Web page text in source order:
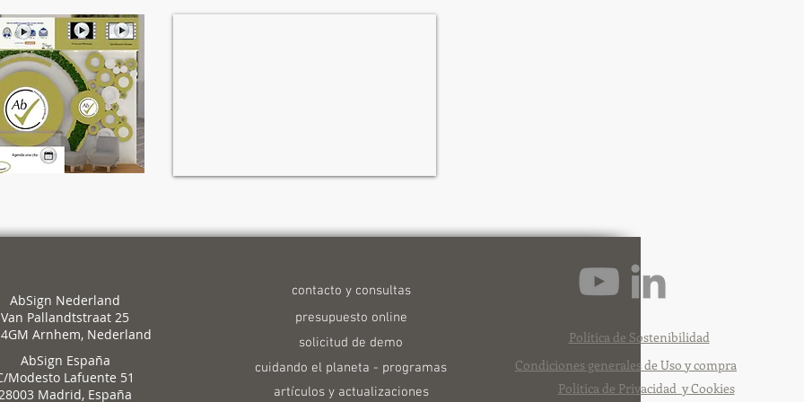
AbSign España
Modesto Lafuente 51
Madrid, España
AbSign Nederland
Van Pallandtstraat 25
Arnhem, Nederland
contacto y consultas
presupuesto online
solicitud de demo
cuidando el planeta - programas
artículos y actualizaciones
Política de Sostenibilidad
Condiciones generales de Uso y compra
Política de Privacidad y Cookies